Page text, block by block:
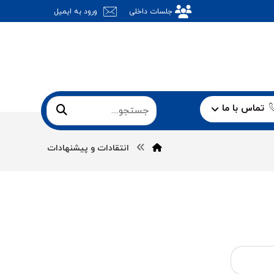
ورود به ایمیل جلسات داخلی
تماس با ما
انتقادات و پیشنهادات